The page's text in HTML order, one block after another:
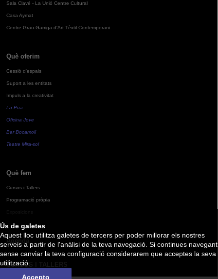
Ús de galetes
Aquest lloc utilitza galetes de tercers per poder millorar els nostres
serveis a partir de l'anàlisi de la teva navegació. Si continues navegant
sense canviar la teva configuració considerarem que acceptes la seva
utilització.
Accepto
Sala Clavé - La Unió Centre Cultural
Casa Aymat
Centre Grau-Garriga d'Art Tèxtil Contemporani
Què oferim
Cessió d'espais
Suport a les entitats
Impuls a la creativitat
La Pua
Oficina Jove
Bar Bocamoll
Teatre Mira-sol
Què fem
Cursos i Tallers
Programació pròpia
Agenda
CURSOS I TALLERS